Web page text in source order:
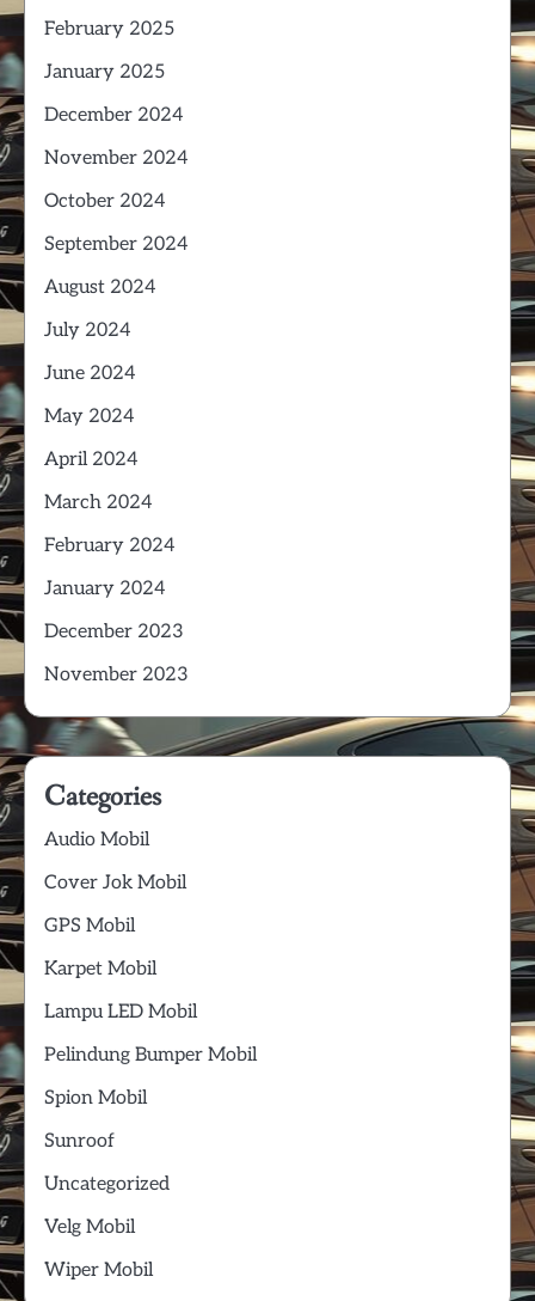
February 2025
January 2025
December 2024
November 2024
October 2024
September 2024
August 2024
July 2024
June 2024
May 2024
April 2024
March 2024
February 2024
January 2024
December 2023
November 2023
Categories
Audio Mobil
Cover Jok Mobil
GPS Mobil
Karpet Mobil
Lampu LED Mobil
Pelindung Bumper Mobil
Spion Mobil
Sunroof
Uncategorized
Velg Mobil
Wiper Mobil